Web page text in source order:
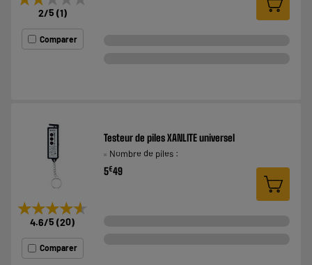
2/5 (1)
Comparer
★★★★★
★★★★★
4.6/5 (20)
Comparer
Testeur de piles XANLITE universel
Nombre de piles :
5€49